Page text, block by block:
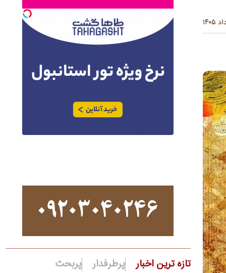
تازه ترین اخبار پرطرفدار پربحث